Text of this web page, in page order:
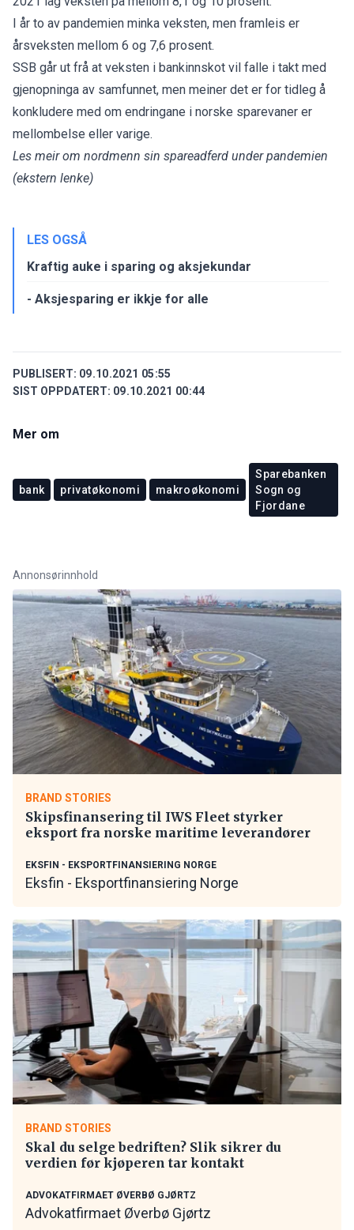
I år to av pandemien minka veksten, men framleis er
årsveksten mellom 6 og 7,6 prosent.
SSB går ut frå at veksten i bankinnskot vil falle i takt med
gjenopninga av samfunnet, men meiner det er for tidleg å
konkludere med om endringane i norske sparevaner er
mellombelse eller varige.
Les meir om nordmenn sin spareadferd under pandemien
(ekstern lenke)
LES OGSÅ
Kraftig auke i sparing og aksjekundar
- Aksjesparing er ikkje for alle
PUBLISERT: 09.10.2021 05:55
SIST OPPDATERT: 09.10.2021 00:44
Mer om
bank privatøkonomi makroøkonomi
Sparebanken
Sogn og
Fjordane
Annonsørinnhold
BRAND STORIES
Skipsfinansering til IWS Fleet styrker
eksport fra norske maritime leverandører
EKSFIN - EKSPORTFINANSIERING NORGE
Eksfin - Eksportfinansiering Norge
BRAND STORIES
Skal du selge bedriften? Slik sikrer du
verdien før kjøperen tar kontakt
ADVOKATFIRMAET ØVERBØ GJØRTZ
Advokatfirmaet Øverbø Gjørtz